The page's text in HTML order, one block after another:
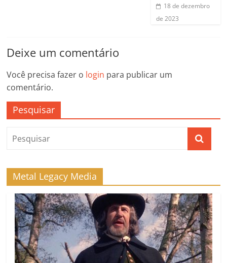
18 de dezembro
de 2023
Deixe um comentário
Você precisa fazer o login para publicar um
comentário.
Pesquisar
Metal Legacy Media